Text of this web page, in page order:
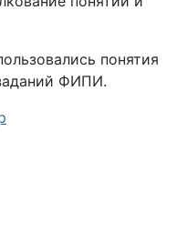
понятия
ФИПИ.